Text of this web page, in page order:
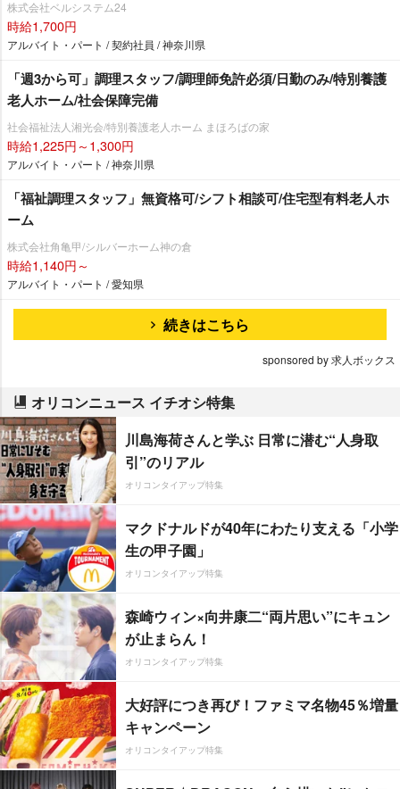
株式会社ベルシステム24
時給1,700円
アルバイト・パート / 契約社員 / 神奈川県
「週3から可」調理スタッフ/調理師免許必須/日勤のみ/特別養護
老人ホーム/社会保障完備
社会福祉法人湘光会/特別養護老人ホーム まほろばの家
時給1,225円～1,300円
アルバイト・パート / 神奈川県
「福祉調理スタッフ」無資格可/シフト相談可/住宅型有料老人ホ
ーム
株式会社角亀甲/シルバーホーム神の倉
時給1,140円～
アルバイト・パート / 愛知県
続きはこちら
sponsored by 求人ボックス
オリコンニュース イチオシ特集
川島海荷さんと学ぶ 日常に潜む“人身取
引”のリアル
オリコンタイアップ特集
マクドナルドが40年にわたり支える「小学
生の甲子園」
オリコンタイアップ特集
森崎ウィン×向井康二“両片思い”にキュン
が止まらん！
オリコンタイアップ特集
大好評につき再び！ファミマ名物45％増量
キャンペーン
オリコンタイアップ特集